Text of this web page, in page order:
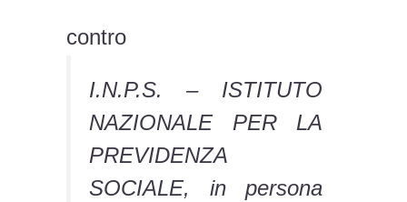
contro
I.N.P.S. – ISTITUTO
NAZIONALE PER LA
PREVIDENZA
SOCIALE, in persona